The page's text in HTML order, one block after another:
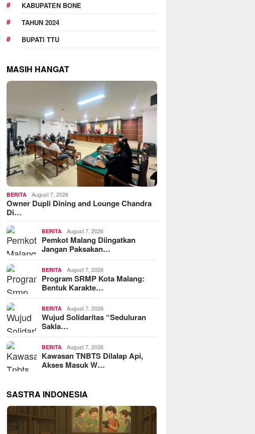
KABUPATEN BONE
TAHUN 2024
BUPATI TTU
MASIH HANGAT
BERITA August 7, 2026
Owner Dupli Dining and Lounge Chandra
Di…
BERITA August 7, 2026
Pemkot Malang Diingatkan
Jangan Paksakan…
BERITA August 7, 2026
Program SRMP Kota Malang:
Bentuk Karakte…
BERITA August 7, 2026
Wujud Solidaritas “Seduluran
Sakla…
BERITA August 7, 2026
Kawasan TNBTS Dilalap Api,
Akses Masuk W…
SASTRA INDONESIA